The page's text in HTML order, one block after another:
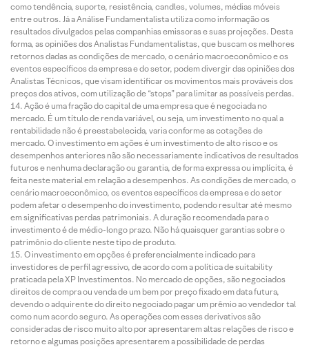
como tendência, suporte, resistência, candles, volumes, médias móveis
entre outros. Já a Análise Fundamentalista utiliza como informação os
resultados divulgados pelas companhias emissoras e suas projeções. Desta
forma, as opiniões dos Analistas Fundamentalistas, que buscam os melhores
retornos dadas as condições de mercado, o cenário macroeconômico e os
eventos específicos da empresa e do setor, podem divergir das opiniões dos
Analistas Técnicos, que visam identificar os movimentos mais prováveis dos
preços dos ativos, com utilização de “stops” para limitar as possíveis perdas.
Ação é uma fração do capital de uma empresa que é negociada no
mercado. É um título de renda variável, ou seja, um investimento no qual a
rentabilidade não é preestabelecida, varia conforme as cotações de
mercado. O investimento em ações é um investimento de alto risco e os
desempenhos anteriores não são necessariamente indicativos de resultados
futuros e nenhuma declaração ou garantia, de forma expressa ou implícita, é
feita neste material em relação a desempenhos. As condições de mercado, o
cenário macroeconômico, os eventos específicos da empresa e do setor
podem afetar o desempenho do investimento, podendo resultar até mesmo
em significativas perdas patrimoniais. A duração recomendada para o
investimento é de médio-longo prazo. Não há quaisquer garantias sobre o
patrimônio do cliente neste tipo de produto.
O investimento em opções é preferencialmente indicado para
investidores de perfil agressivo, de acordo com a política de suitability
praticada pela XP Investimentos. No mercado de opções, são negociados
direitos de compra ou venda de um bem por preço fixado em data futura,
devendo o adquirente do direito negociado pagar um prêmio ao vendedor tal
como num acordo seguro. As operações com esses derivativos são
consideradas de risco muito alto por apresentarem altas relações de risco e
retorno e algumas posições apresentarem a possibilidade de perdas